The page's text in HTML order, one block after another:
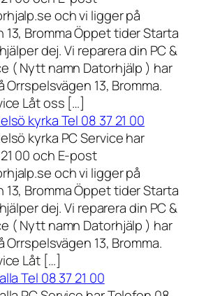
och vi ligger på
13, Bromma Öppet tider Starta
dej. Vi reparera din PC &
( Nytt namn Datorhjälp ) har
Orrspelsvägen 13, Bromma.
Låt oss […]
kyrka Tel 08 37 21 00
kyrka PC Service har
00 och E-post
och vi ligger på
13, Bromma Öppet tider Starta
dej. Vi reparera din PC &
( Nytt namn Datorhjälp ) har
Orrspelsvägen 13, Bromma.
Låt […]
Tel 08 37 21 00